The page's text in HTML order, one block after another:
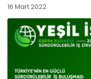
16 Mart 2022